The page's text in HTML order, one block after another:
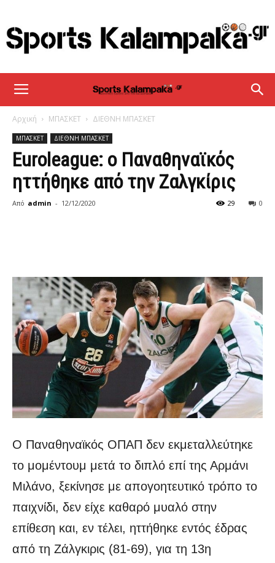
sportskalampaka
Αρχική ΜΠΑΣΚΕΤ ΔΙΕΘΝΗ ΜΠΑΣΚΕΤ
ΜΠΑΣΚΕΤ ΔΙΕΘΝΗ ΜΠΑΣΚΕΤ
Euroleague: ο Παναθηναϊκός
ηττήθηκε από την Ζαλγκίρις
Από admin - 12/12/2020 0
29
Ο Παναθηναϊκός ΟΠΑΠ δεν εκμεταλλεύτηκε
το μομέντουμ μετά το διπλό επί της Αρμάνι
Μιλάνο, ξεκίνησε με απογοητευτικό τρόπο το
παιχνίδι, δεν είχε καθαρό μυαλό στην
επίθεση και, εν τέλει, ηττήθηκε εντός έδρας
από τη Ζάλγκιρις (81-69), για τη 13η